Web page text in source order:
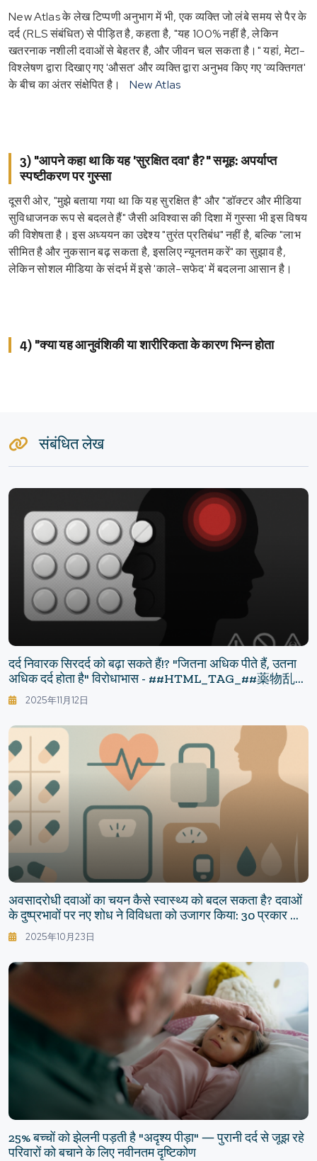
New Atlas के लेख टिप्पणी अनुभाग में भी, एक व्यक्ति जो लंबे समय से पैर के
दर्द (RLS संबंधित) से पीड़ित है, कहता है, "यह 100% नहीं है, लेकिन
खतरनाक नशीली दवाओं से बेहतर है, और जीवन चल सकता है।" यहां, मेटा-
विश्लेषण द्वारा दिखाए गए 'औसत' और व्यक्ति द्वारा अनुभव किए गए 'व्यक्तिगत'
के बीच का अंतर संक्षेपित है।
New Atlas
3) "आपने कहा था कि यह 'सुरक्षित दवा' है?" समूह: अपर्याप्त
स्पष्टीकरण पर गुस्सा
दूसरी ओर, "मुझे बताया गया था कि यह सुरक्षित है" और "डॉक्टर और मीडिया
सुविधाजनक रूप से बदलते हैं" जैसी अविश्वास की दिशा में गुस्सा भी इस विषय
की विशेषता है। इस अध्ययन का उद्देश्य "तुरंत प्रतिबंध" नहीं है, बल्कि "लाभ
सीमित है और नुकसान बढ़ सकता है, इसलिए न्यूनतम करें" का सुझाव है,
लेकिन सोशल मीडिया के संदर्भ में इसे 'काले-सफेद' में बदलना आसान है।
4) "क्या यह आनुवंशिकी या शारीरिकता के कारण भिन्न होता
संबंधित लेख
दर्द निवारक सिरदर्द को बढ़ा सकते हैं!? "जितना अधिक पीते हैं, उतना
अधिक दर्द होता है" विरोधाभास - ##HTML_TAG_##薬物乱用
頭痛##HTML_TAG_## के बारे में जानने योग्य सच्चाई
2025年11月12日
अवसादरोधी दवाओं का चयन कैसे स्वास्थ्य को बदल सकता है? दवाओं
के दुष्प्रभावों पर नए शोध ने विविधता को उजागर किया: 30 प्रकार की
अवसादरोधी दवाओं का "शारीरिक दुष्प्रभाव मानचित्र"
2025年10月23日
25% बच्चों को झेलनी पड़ती है "अदृश्य पीड़ा" ― पुरानी दर्द से जूझ रहे
परिवारों को बचाने के लिए नवीनतम दृष्टिकोण